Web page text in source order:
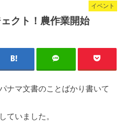
イベント
クト！農作業開始
ナマ文書のことばかり書いて
ていました。